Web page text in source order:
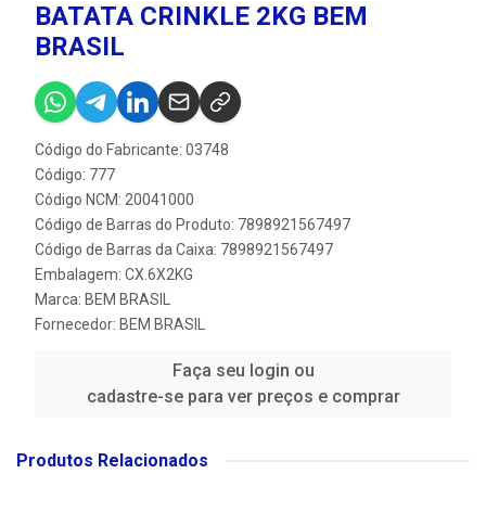
BATATA CRINKLE 2KG BEM
BRASIL
Código do Fabricante: 03748
Código: 777
Código NCM: 20041000
Código de Barras do Produto: 7898921567497
Código de Barras da Caixa: 7898921567497
Embalagem: CX.6X2KG
Marca: BEM BRASIL
Fornecedor: BEM BRASIL
Faça seu login ou
cadastre-se para ver preços e comprar
Produtos Relacionados